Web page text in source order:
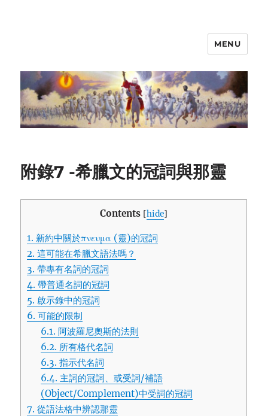
MENU
附錄7 -希臘文的冠詞與那靈
Contents [hide]
1. 新約中關於πνευμα (靈)的冠詞
2. 這可能在希臘文語法嗎？
3. 帶專有名詞的冠詞
4. 帶普通名詞的冠詞
5. 啟示錄中的冠詞
6. 可能的限制
6.1. 阿波羅尼奧斯的法則
6.2. 所有格代名詞
6.3. 指示代名詞
6.4. 主詞的冠詞、或受詞/補語
(Object/Complement)中受詞的冠詞
7. 從語法格中辨認那靈